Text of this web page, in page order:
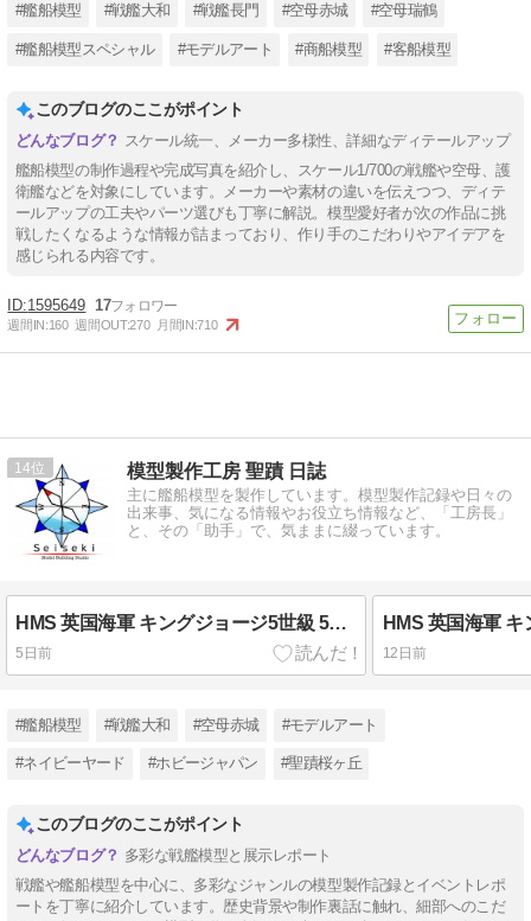
#艦船模型 #戦艦大和 #戦艦長門 #空母赤城 #空母瑞鶴
#艦船模型スペシャル #モデルアート #商船模型 #客船模型
このブログのここがポイント
スケール統一、メーカー多様性、詳細なディテールアップ
艦船模型の制作過程や完成写真を紹介し、スケール1/700の戦艦や空母、護
衛艦などを対象にしています。メーカーや素材の違いを伝えつつ、ディテ
ールアップの工夫やパーツ選びも丁寧に解説。模型愛好者が次の作品に挑
戦したくなるような情報が詰まっており、作り手のこだわりやアイデアを
感じられる内容です。
1595649 17
週間IN:160 週間OUT:270 月間IN:710
14 模型製作工房 聖蹟 日誌
主に艦船模型を製作しています。模型製作記録や日々の
出来事、気になる情報やお役立ち情報など、「工房長」
と、その「助手」で、気ままに綴っています。
HMS 英国海軍 キングジョージ5世級 5番艦 『戦艦 ハウ/HOWE』（1944年7月頃） 製作中 甲板塗装スタート！！ ⑦ （依頼製作）
5日前 12日前
#艦船模型 #戦艦大和 #空母赤城 #モデルアート
#ネイビーヤード #ホビージャパン #聖蹟桜ヶ丘
このブログのここがポイント
多彩な戦艦模型と展示レポート
戦艦や艦船模型を中心に、多彩なジャンルの模型製作記録とイベントレポ
ートを丁寧に紹介しています。歴史背景や制作裏話に触れ、細部へのこだ